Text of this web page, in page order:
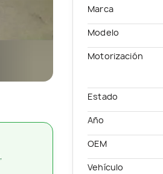
Marca
Modelo
Motorización
Estado
Año
OEM
Vehículo